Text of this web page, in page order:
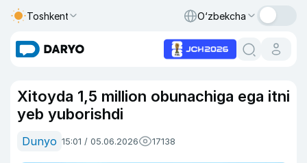
Toshkent O‘zbekcha
Xitoyda 1,5 million obunachiga ega itni
yeb yuborishdi
Dunyo 15:01 / 05.06.2026 17138